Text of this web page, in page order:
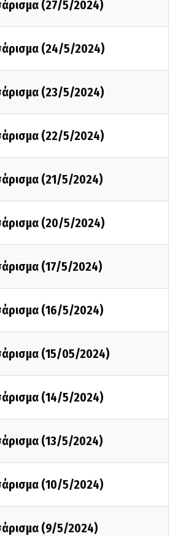
(27/5/2024)
(24/5/2024)
(23/5/2024)
(22/5/2024)
(21/5/2024)
(20/5/2024)
(17/5/2024)
(16/5/2024)
(15/05/2024)
(14/5/2024)
(13/5/2024)
(10/5/2024)
(9/5/2024)